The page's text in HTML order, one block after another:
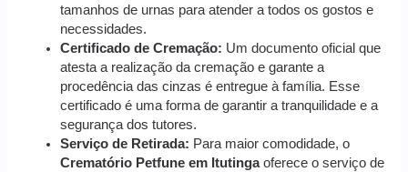
tamanhos de urnas para atender a todos os gostos e
necessidades.
Certificado de Cremação: Um documento oficial que
atesta a realização da cremação e garante a
procedência das cinzas é entregue à família. Esse
certificado é uma forma de garantir a tranquilidade e a
segurança dos tutores.
Serviço de Retirada: Para maior comodidade, o
Crematório Petfune em Itutingaoferece o serviço de